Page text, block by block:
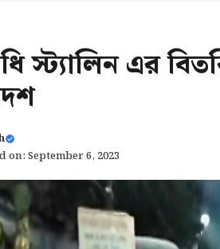
স্ট্যালিন এর
on: September 6, 2023